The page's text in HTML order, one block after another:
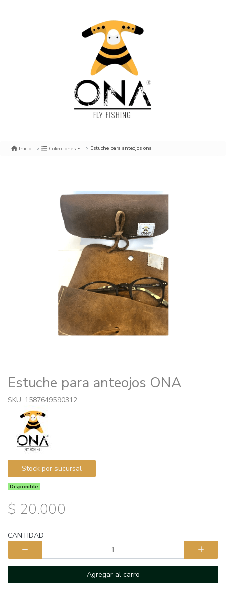
Inicio Colecciones Estuche para anteojos ona
Estuche para anteojos ONA
SKU: 1587649590312
Stock por sucursal
Disponible
$ 20.000
CANTIDAD
Agregar al carro